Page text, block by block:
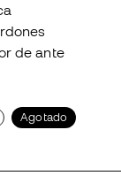
de ante
Agotado